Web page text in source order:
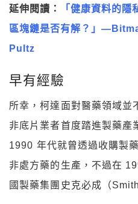
延伸閱讀：
「健康資料的隱
區塊鏈是否有解？」
Pultz
早有經驗
所幸，柯達面對醫藥領域並
非底片業者首度踏進製藥產
1990 年代就曾透過收購製
非處方藥的生產，不過在
國製藥集團史克必成（